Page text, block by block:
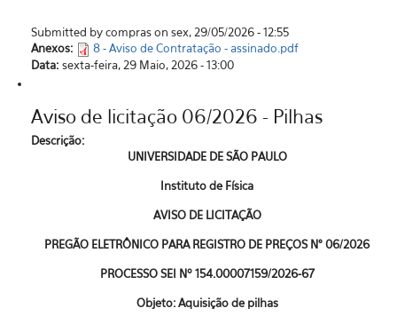
Submitted by compras on sex, 29/05/2026 - 12:55
Anexos:
8 - Aviso de Contratação - assinado.pdf
Data: sexta-feira, 29 Maio, 2026 - 13:00
Aviso de licitação 06/2026 - Pilhas
Descrição:
UNIVERSIDADE DE SÃO PAULO
Instituto de Física
AVISO DE LICITAÇÃO
PREGÃO ELETRÔNICO PARA REGISTRO DE PREÇOS N° 06/2026
PROCESSO SEI Nº154.00007159/2026-67
Objeto: Aquisição de pilhas